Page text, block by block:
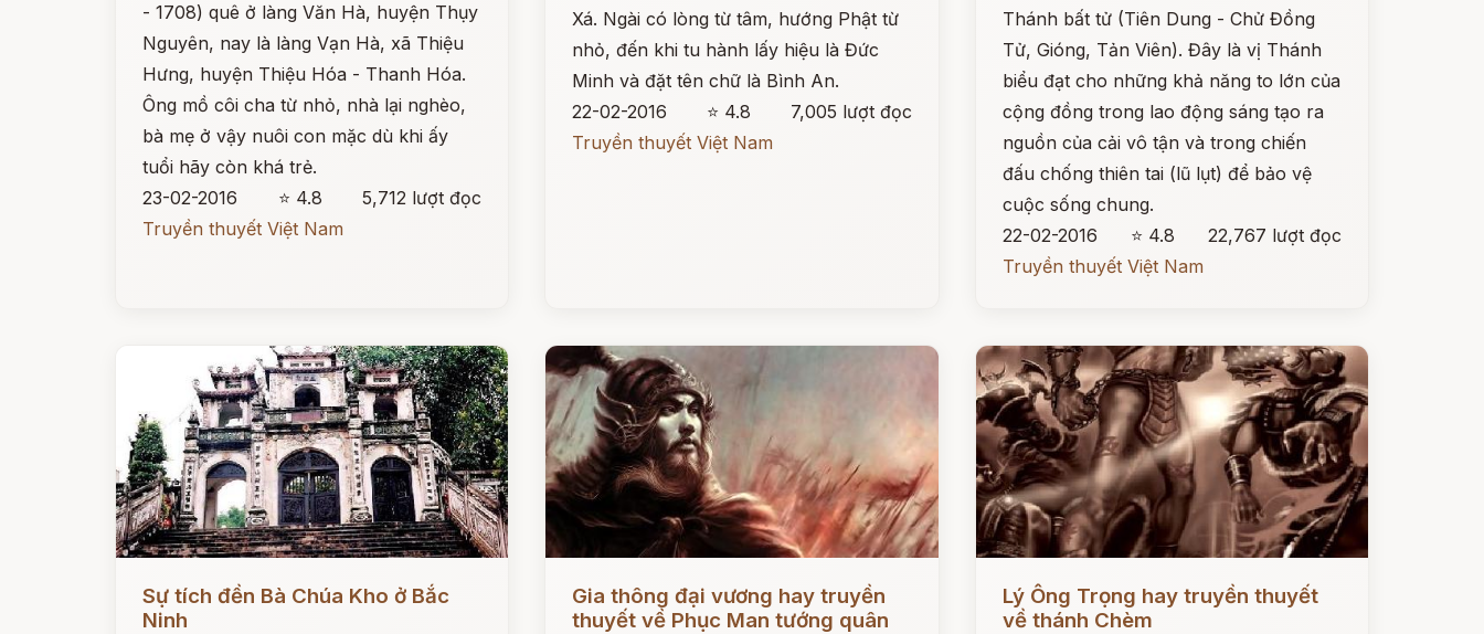
- 1708) quê ở làng Văn Hà, huyện Thụy
Nguyên, nay là làng Vạn Hà, xã Thiệu
Hưng, huyện Thiệu Hóa - Thanh Hóa.
Ông mồ côi cha từ nhỏ, nhà lại nghèo,
bà mẹ ở vậy nuôi con mặc dù khi ấy
tuổi hãy còn khá trẻ.
23-02-2016
⭐ 4.8
5,712 lượt đọc
Truyền thuyết Việt Nam
Xá. Ngài có lòng từ tâm, hướng Phật từ
nhỏ, đến khi tu hành lấy hiệu là Đức
Minh và đặt tên chữ là Bình An.
22-02-2016
⭐ 4.8
7,005 lượt đọc
Truyền thuyết Việt Nam
Thánh bất tử (Tiên Dung - Chử Đồng
Tử, Gióng, Tản Viên). Đây là vị Thánh
biểu đạt cho những khả năng to lớn của
cộng đồng trong lao động sáng tạo ra
nguồn của cải vô tận và trong chiến
đấu chống thiên tai (lũ lụt) để bảo vệ
cuộc sống chung.
22-02-2016
⭐ 4.8
22,767 lượt đọc
Truyền thuyết Việt Nam
Sự tích đền Bà Chúa Kho ở Bắc
Ninh
Gia thông đại vương hay truyền
thuyết về Phục Man tướng quân
Đọc ngay
Lý Ông Trọng hay truyền thuyết
về thánh Chèm